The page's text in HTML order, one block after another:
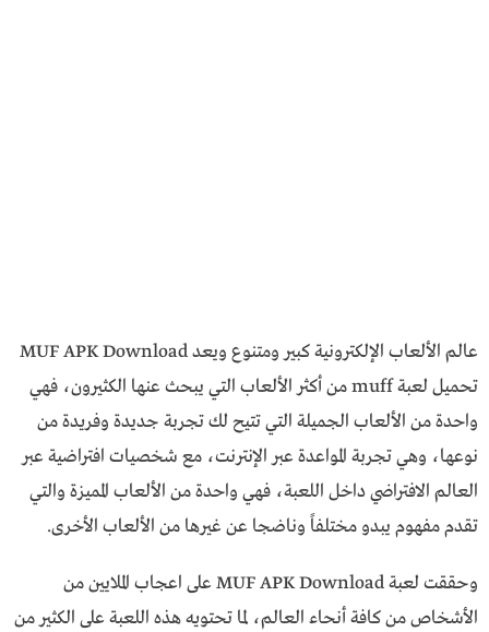
عالم الألعاب الإلكترونية كبير ومتنوع ويعد MUF APK Download
تحميل لعبة muff من أكثر الألعاب التي يبحث عنها الكثيرون، فهي
واحدة من الألعاب الجميلة التي تتيح لك تجربة جديدة وفريدة من
نوعها، وهي تجربة المواعدة عبر الإنترنت، مع شخصيات افتراضية عبر
العالم الافتراضي داخل اللعبة، فهي واحدة من الألعاب المميزة والتي
تقدم مفهوم يبدو مختلفاً وناضجا عن غيرها من الألعاب الأخرى.
وحققت لعبة MUF APK Download على اعجاب الملايين من
الأشخاص من كافة أنحاء العالم، لما تحتويه هذه اللعبة على الكثير من